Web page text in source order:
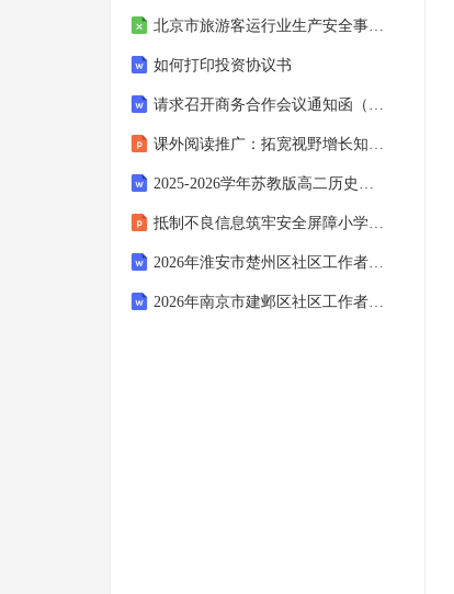
北京市旅游客运行业生产安全事故隐患目录
如何打印投资协议书
请求召开商务合作会议通知函（4篇）范文
课外阅读推广：拓宽视野增长知识小学主题班会课件
2025-2026学年苏教版高二历史学业水平模拟专项训练卷（含答案详解与评分标准）
抵制不良信息筑牢安全屏障小学主题班会课件
2026年淮安市楚州区社区工作者招聘考试模拟试题及答案详解
2026年南京市建邺区社区工作者招聘笔试模拟试题及答案详解